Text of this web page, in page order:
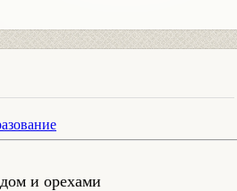
и орехами